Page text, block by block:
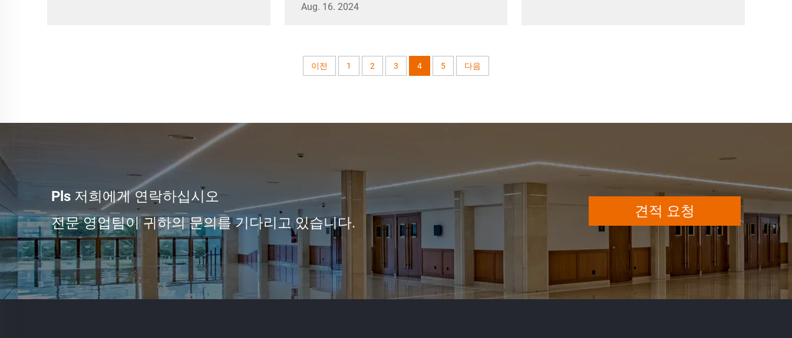
Aug. 16. 2024
이전 1 2 3 4 5 다음
Pls 저희에게 연락하십시오
전문 영업팀이 귀하의 문의를 기다리고 있습니다.
견적 요청